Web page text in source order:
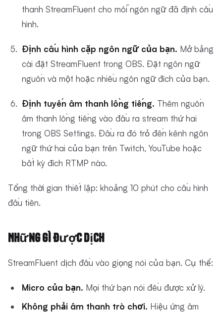
thanh StreamFluent cho mỗi ngôn ngữ đã định cấu
hình.
Định cấu hình cặp ngôn ngữ của bạn. Mở bảng
cài đặt StreamFluent trong OBS. Đặt ngôn ngữ
nguồn và một hoặc nhiều ngôn ngữ đích của bạn.
Định tuyến âm thanh lồng tiếng. Thêm nguồn
âm thanh lồng tiếng vào đầu ra stream thứ hai
trong OBS Settings. Đầu ra đó trỏ đến kênh ngôn
ngữ thứ hai của bạn trên Twitch, YouTube hoặc
bất kỳ đích RTMP nào.
Tổng thời gian thiết lập: khoảng 10 phút cho cấu hình
đầu tiên.
Những Gì Được Dịch
StreamFluent dịch đầu vào giọng nói của bạn. Cụ thể:
Micro của bạn. Mọi thứ bạn nói đều được xử lý.
Không phải âm thanh trò chơi. Hiệu ứng âm